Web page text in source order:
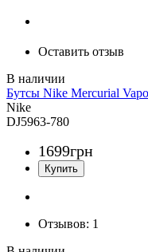
Оставить отзыв
Бутсы Nike Mercurial
Nike
DJ5963-780
1699грн
Отзывов: 1